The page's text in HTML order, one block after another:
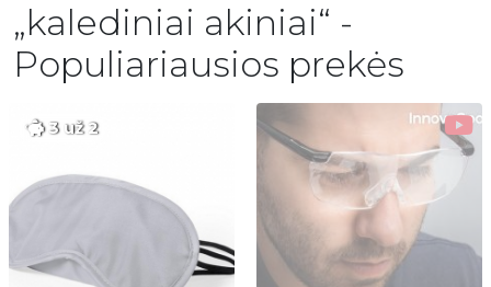
„kalediniai akiniai“ -
Populiariausios prekės
3 už 2